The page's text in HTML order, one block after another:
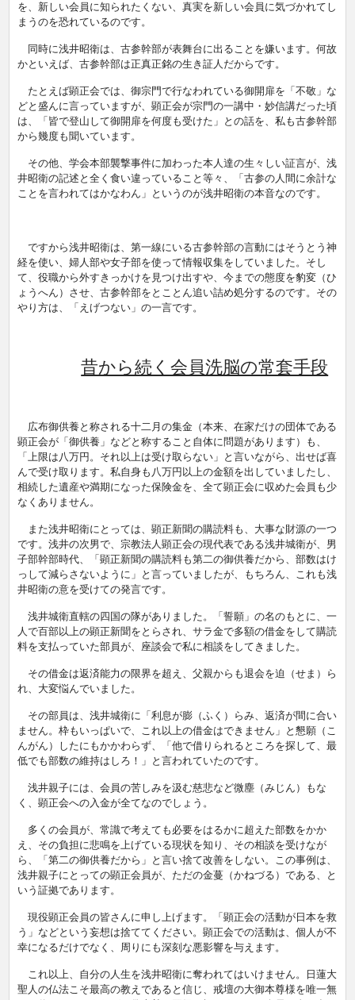
を、新しい会員に知られたくない、真実を新しい会員に気づかれてし
まうのを恐れているのです。
同時に浅井昭衛は、古参幹部が表舞台に出ることを嫌います。何故
かといえば、古参幹部は正真正銘の生き証人だからです。
たとえば顕正会では、御宗門で行なわれている御開扉を「不敬」な
どと盛んに言っていますが、顕正会が宗門の一講中・妙信講だった頃
は、「皆で登山して御開扉を何度も受けた」との話を、私も古参幹部
から幾度も聞いています。
その他、学会本部襲撃事件に加わった本人達の生々しい証言が、浅
井昭衛の記述と全く食い違っていること等々、「古参の人間に余計な
ことを言われてはかなわん」というのが浅井昭衛の本音なのです。
ですから浅井昭衛は、第一線にいる古参幹部の言動にはそうとう神
経を使い、婦人部や女子部を使って情報収集をしていました。そし
て、役職から外すきっかけを見つけ出すや、今までの態度を豹変（ひ
ょうへん）させ、古参幹部をとことん追い詰め処分するのです。その
やり方は、「えげつない」の一言です。
昔から続く会員洗脳の常套手段
広布御供養と称される十二月の集金（本来、在家だけの団体である
顕正会が「御供養」などと称すること自体に問題があります）も、
「上限は八万円。それ以上は受け取らない」と言いながら、出せば喜
んで受け取ります。私自身も八万円以上の金額を出していましたし、
相続した遺産や満期になった保険金を、全て顕正会に収めた会員も少
なくありません。
また浅井昭衛にとっては、顕正新聞の購読料も、大事な財源の一つ
です。浅井の次男で、宗教法人顕正会の現代表である浅井城衛が、男
子部幹部時代、「顕正新聞の購読料も第二の御供養だから、部数はけ
っして減らさないように」と言っていましたが、もちろん、これも浅
井昭衛の意を受けての発言です。
浅井城衛直轄の四国の隊がありました。「誓願」の名のもとに、一
人で百部以上の顕正新聞をとらされ、サラ金で多額の借金をして購読
料を支払っていた部員が、座談会で私に相談をしてきました。
その借金は返済能力の限界を超え、父親からも退会を迫（せま）ら
れ、大変悩んでいました。
その部員は、浅井城衛に「利息が膨（ふく）らみ、返済が間に合い
ません。枠もいっぱいで、これ以上の借金はできません」と懇願（こ
んがん）したにもかかわらず、「他で借りられるところを探して、最
低でも部数の維持はしろ！」と言われていたのです。
浅井親子には、会員の苦しみを汲む慈悲など微塵（みじん）もな
く、顕正会への入金が全てなのでしょう。
多くの会員が、常識で考えても必要をはるかに超えた部数をかか
え、その負担に悲鳴を上げている現状を知り、その相談を受けなが
ら、「第二の御供養だから」と言い捨て改善をしない。この事例は、
浅井親子にとっての顕正会員が、ただの金蔓（かねづる）である、と
いう証拠であります。
現役顕正会員の皆さんに申し上げます。「顕正会の活動が日本を救
う」などという妄想は捨ててください。顕正会での活動は、個人が不
幸になるだけでなく、周りにも深刻な悪影響を与えます。
これ以上、自分の人生を浅井昭衛に奪われてはいけません。日蓮大
聖人の仏法こそ最高の教えであると信じ、戒壇の大御本尊様を唯一無